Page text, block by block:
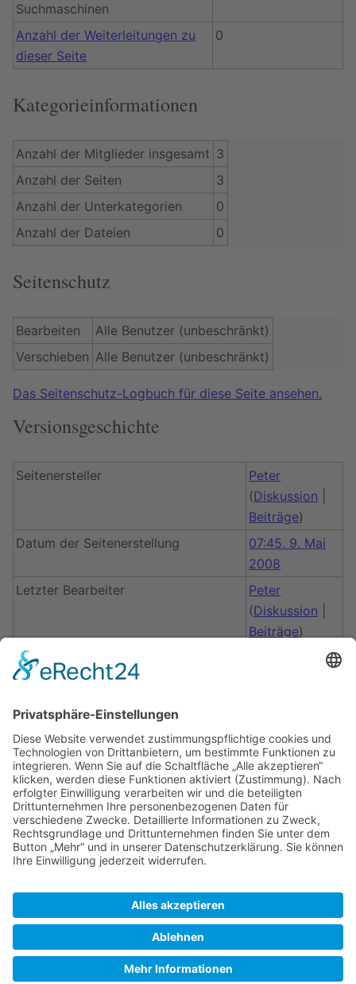
Suchmaschinen
Anzahl der Weiterleitungen zu
dieser Seite
0
Kategorieinformationen
Anzahl der Mitglieder insgesamt 3
Anzahl der Seiten
3
Anzahl der Unterkategorien
0
Anzahl der Dateien
0
Seitenschutz
Bearbeiten
Alle Benutzer (unbeschränkt)
Verschieben Alle Benutzer (unbeschränkt)
Das Seitenschutz-Logbuch für diese Seite ansehen.
Versionsgeschichte
Seitenersteller
Peter
(Diskussion
Beiträge)
Datum der Seitenerstellung
07:45, 9. Mai
2008
Letzter Bearbeiter
Peter
(Diskussion
Beiträge)
Datum der letzten Bearbeitung
07:45, 9. Mai
Gesamtzahl unterschiedlicher
Autoren
1
Anzahl der kürzlich erfolgten
Bearbeitungen (in den letzten 90
Tagen)
0
Anzahl unterschiedlicher Autoren der
kürzlich erfolgten Bearbeitungen
0
SkipperGuide